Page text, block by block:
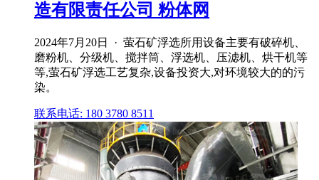
造有限责任公司 粉体网
2024年7月20日 · 萤石矿浮选所用设备主要有破碎机、
磨粉机、分级机、搅拌筒、浮选机、压滤机、烘干机等
等,萤石矿浮选工艺复杂,设备投资大,对环境较大的的污
染。
联系电话: 180 3780 8511